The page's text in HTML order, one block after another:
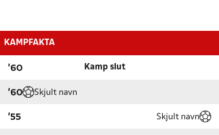
KAMPFAKTA
'60 Kamp slut
'60 Skjult navn
'55 Skjult navn